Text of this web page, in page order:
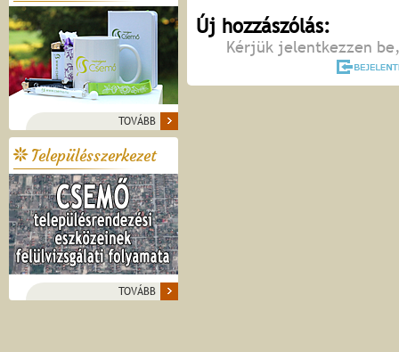
TOVÁBB
Településszerkezet
TOVÁBB
Új hozzászólás:
Kérjük jelentkezzen